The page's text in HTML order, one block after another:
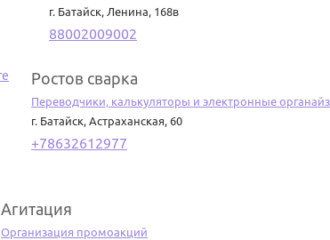
г. Батайск, Ленина, 168в
88002009002
Ростов сварка
Переводчики, калькуляторы и электронные
г. Батайск, Астраханская, 60
+78632612977
Агитация
Организация промоакций